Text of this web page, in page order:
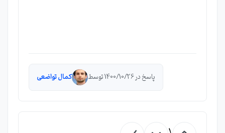
پاسخ در 1400/10/26 توسط کمال تواضعی